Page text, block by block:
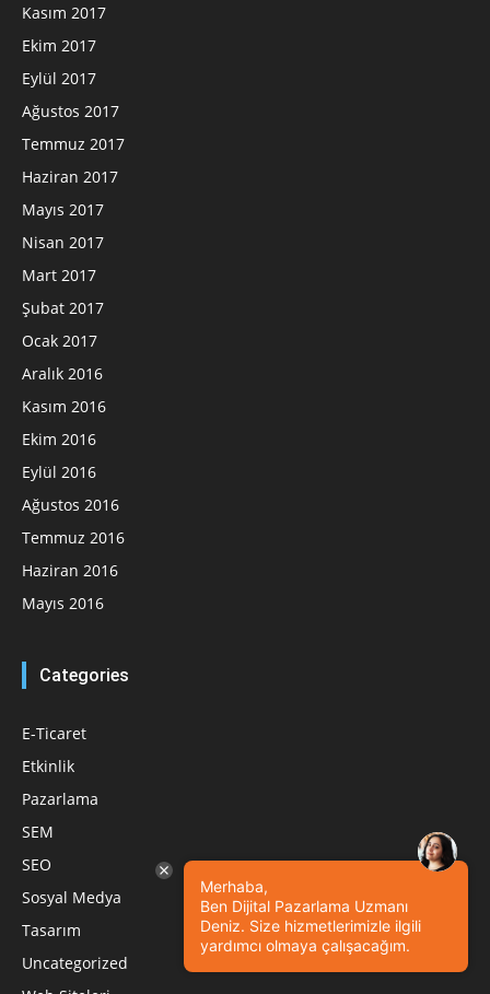
Kasım 2017
Ekim 2017
Eylül 2017
Ağustos 2017
Temmuz 2017
Haziran 2017
Mayıs 2017
Nisan 2017
Mart 2017
Şubat 2017
Ocak 2017
Aralık 2016
Kasım 2016
Ekim 2016
Eylül 2016
Ağustos 2016
Temmuz 2016
Haziran 2016
Mayıs 2016
Categories
E-Ticaret
Etkinlik
Pazarlama
SEM
SEO
Sosyal Medya
Tasarım
Uncategorized
Merhaba,
Ben Dijital Pazarlama Uzmanı
Deniz. Size hizmetlerimizle ilgili
yardımcı olmaya çalışacağım.